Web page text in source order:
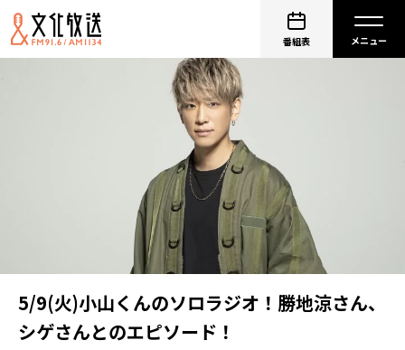
番組表
5/9(火)小山くんのソロラジオ！勝地涼さん、
シゲさんとのエピソード！